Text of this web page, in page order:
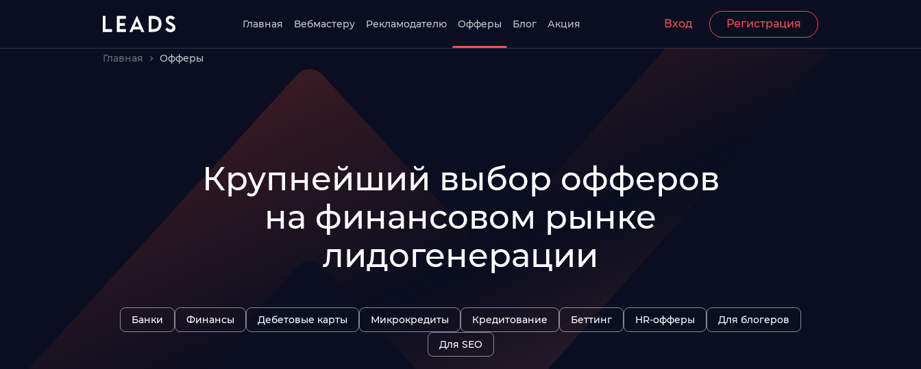
Регистрация
Вход
Главная Вебмастеру Рекламодателю Офферы Блог Акция
Главная Офферы
Крупнейший выбор офферов
на финансовом рынке
лидогенерации
Банки Финансы Дебетовые карты Микрокредиты Кредитование Беттинг HR-офферы
Для блогеров
Для SEO